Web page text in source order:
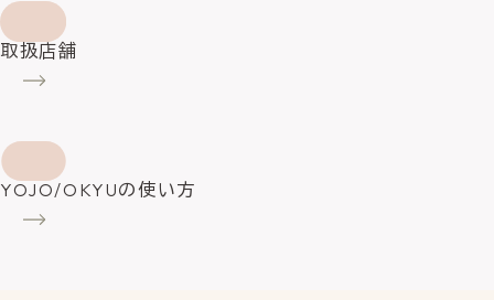
取扱店舗
YOJO/OKYUの使い方